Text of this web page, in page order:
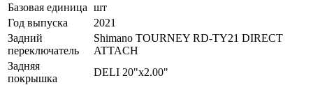
Базовая единица шт
Год выпуска
2021
Задний
переключатель
Shimano TOURNEY RD-TY21 DIRECT
ATTACH
Задняя
покрышка
DELI 20"x2.00"